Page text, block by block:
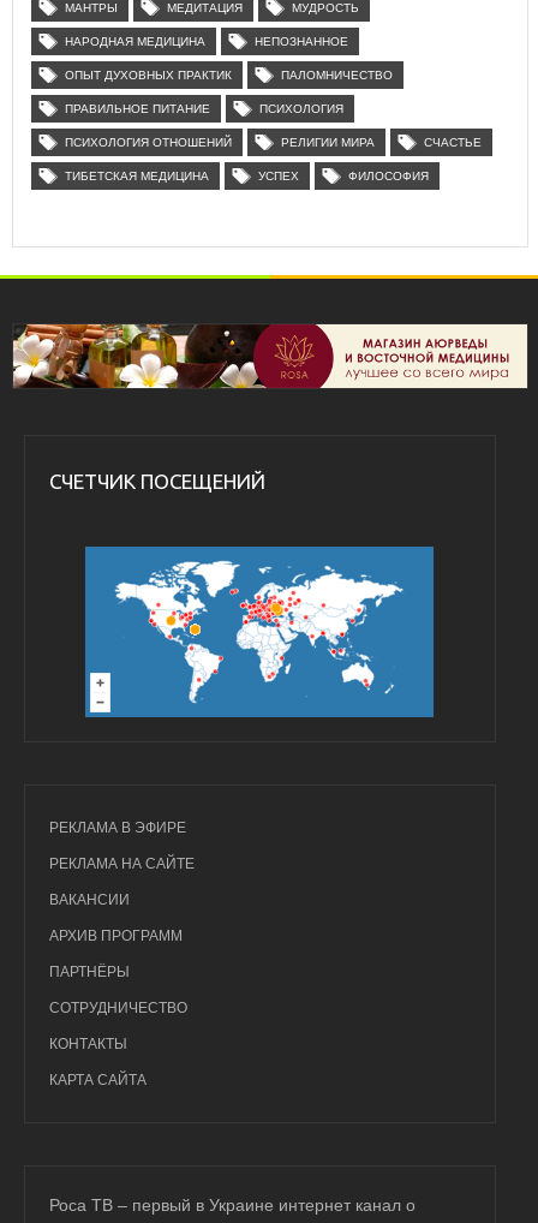
МАНТРЫ МЕДИТАЦИЯ МУДРОСТЬ
НАРОДНАЯ МЕДИЦИНА НЕПОЗНАННОЕ
ОПЫТ ДУХОВНЫХ ПРАКТИК ПАЛОМНИЧЕСТВО
ПРАВИЛЬНОЕ ПИТАНИЕ ПСИХОЛОГИЯ
ПСИХОЛОГИЯ ОТНОШЕНИЙ РЕЛИГИИ МИРА СЧАСТЬЕ
ТИБЕТСКАЯ МЕДИЦИНА УСПЕХ ФИЛОСОФИЯ
СЧЕТЧИК ПОСЕЩЕНИЙ
РЕКЛАМА В ЭФИРЕ
РЕКЛАМА НА САЙТЕ
ВАКАНСИИ
АРХИВ ПРОГРАММ
ПАРТНЁРЫ
СОТРУДНИЧЕСТВО
КОНТАКТЫ
КАРТА САЙТА
Роса ТВ – первый в Украине интернет канал о